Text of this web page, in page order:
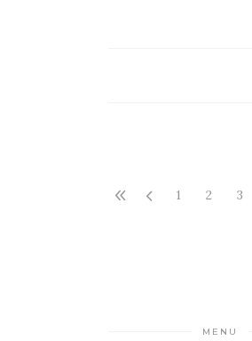
1 2 3
MENU